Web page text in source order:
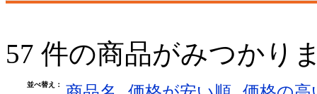
57 件の商品がみつかり
並べ替え：